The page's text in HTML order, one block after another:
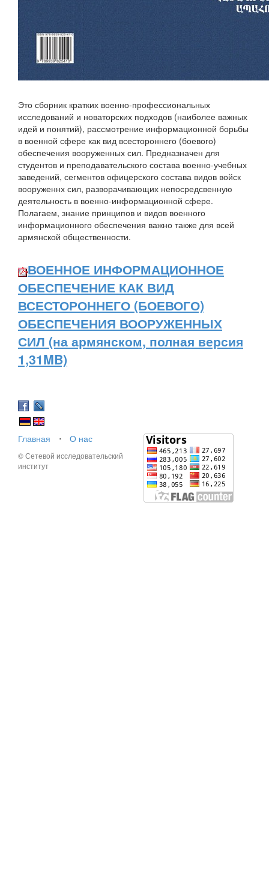
Это сборник кратких военно-профессиональных
исследований и новаторских подходов (наиболее важных
идей и понятий), рассмотрение информационной борьбы
в военной сфере как вид всестороннего (боевого)
обеспечения вооруженных сил. Предназначен для
студентов и преподавательского состава военно-учебных
заведений, сегментов офицерского состава видов войск
вооруженнх сил, разворачивающих непосредсвенную
деятельность в военно-информационной сфере.
Полагаем, знание принципов и видов военного
информационного обеспечения важно также для всей
армянской общественности.
ВОЕННОЕ ИНФОРМАЦИОННОЕ
ОБЕСПЕЧЕНИЕ КАК ВИД
ВСЕСТОРОННЕГО (БОЕВОГО)
ОБЕСПЕЧЕНИЯ ВООРУЖЕННЫХ
СИЛ (на армянском, полная версия
1,31MB)
Главная ⋅ О нас
© Сетевой исследовательский
институт